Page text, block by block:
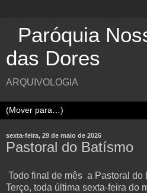
Paróquia
das Dores
ARQUIVOLOGIA
sexta-feira, 29 de maio de 2026
Pastoral do Batísmo
Todo final de mês a Pastoral do
Terço, toda última sexta-feira do